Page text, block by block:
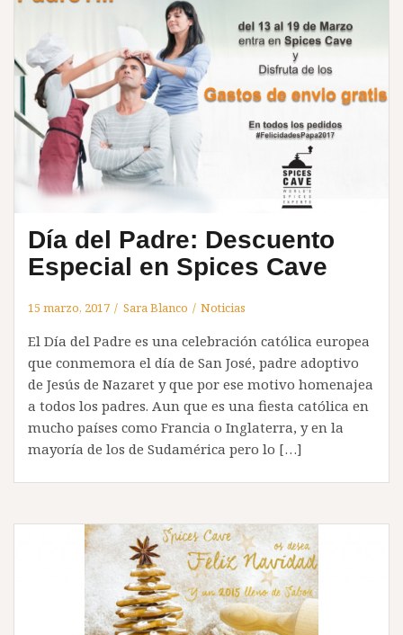
Día del Padre: Descuento
Especial en Spices Cave
15 marzo, 2017 Sara Blanco Noticias
El Día del Padre es una celebración católica europea
que conmemora el día de San José, padre adoptivo
de Jesús de Nazaret y que por ese motivo homenajea
a todos los padres. Aun que es una fiesta católica en
mucho países como Francia o Inglaterra, y en la
mayoría de los de Sudamérica pero lo […]